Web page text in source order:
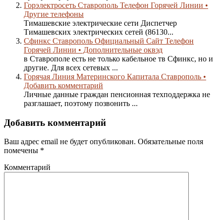
Горэлектросеть Ставрополь Телефон Горячей Линии •
Другие телефоны
Тимашевские электрические сети Диспетчер
Тимашевских электрических сетей (86130...
Сфинкс Ставрополь Официальный Сайт Телефон
Горячей Линии • Дополнительные оквэд
в Ставрополе есть не только кабельное тв Сфинкс, но и
другие. Для всех сетевых ...
Горячая Линия Материнского Капитала Ставрополь •
Добавить комментарий
Личные данные граждан пенсионная техподдержка не
разглашает, поэтому позвонить ...
Добавить комментарий
Ваш адрес email не будет опубликован. Обязательные поля
помечены *
Комментарий